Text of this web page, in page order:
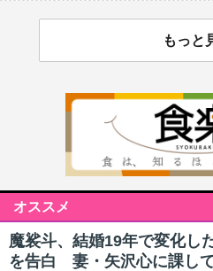
もっと
オススメ
魔裟斗、結婚19年で変化し
を告白 妻・矢沢心に課し